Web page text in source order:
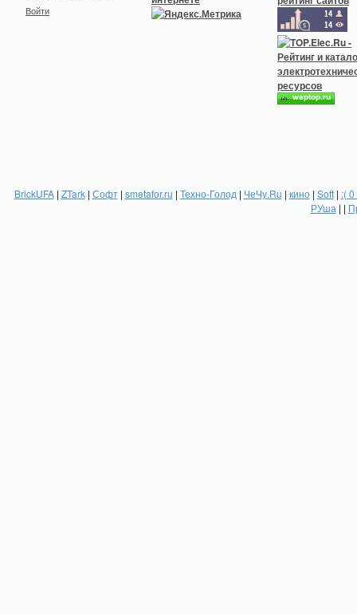
Войти
BrickUFA| ZTark| Софт| smetafor.ru | Техно-Голод | ЧеЧу.Ru | кино| Soft| :(
РУша | |